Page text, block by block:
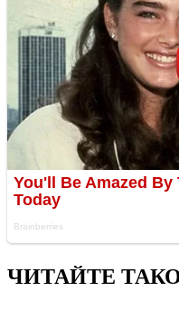
ЧИТАЙТЕ